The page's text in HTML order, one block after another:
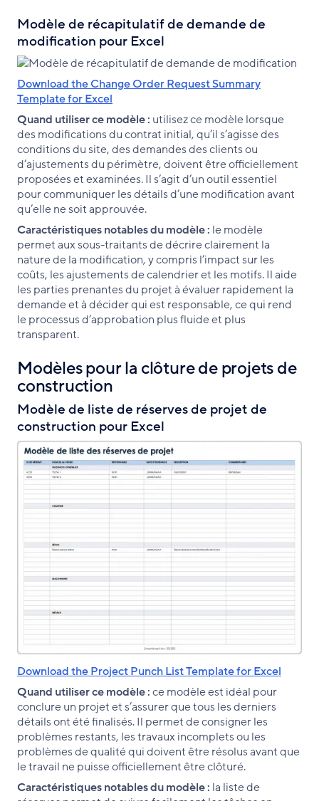
Modèle de récapitulatif de demande de
modification pour Excel
Download the Change Order Request Summary
Template for Excel
Quand utiliser ce modèle : utilisez ce modèle lorsque
des modifications du contrat initial, qu’il s’agisse des
conditions du site, des demandes des clients ou
d’ajustements du périmètre, doivent être officiellement
proposées et examinées. Il s’agit d’un outil essentiel
pour communiquer les détails d’une modification avant
qu’elle ne soit approuvée.
Caractéristiques notables du modèle : le modèle
permet aux sous-traitants de décrire clairement la
nature de la modification, y compris l’impact sur les
coûts, les ajustements de calendrier et les motifs. Il aide
les parties prenantes du projet à évaluer rapidement la
demande et à décider qui est responsable, ce qui rend
le processus d’approbation plus fluide et plus
transparent.
Modèles pour la clôture de projets de
construction
Modèle de liste de réserves de projet de
construction pour Excel
Download the Project Punch List Template for Excel
Quand utiliser ce modèle :ce modèle est idéal pour
conclure un projet et s’assurer que tous les derniers
détails ont été finalisés. Il permet de consigner les
problèmes restants, les travaux incomplets ou les
problèmes de qualité qui doivent être résolus avant que
le travail ne puisse officiellement être clôturé.
Caractéristiques notables du modèle : la liste de